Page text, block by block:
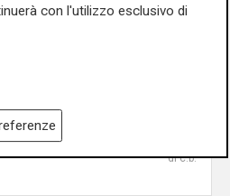
di c.b.
con l'utilizzo esclusivo di